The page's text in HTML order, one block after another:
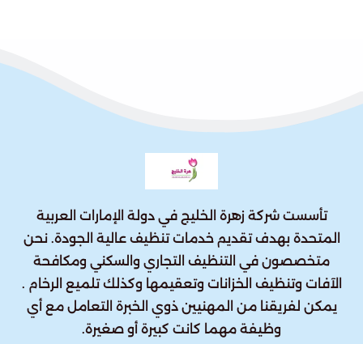
تأسست شركة زهرة الخليج في دولة الإمارات العربية
المتحدة بهدف تقديم خدمات تنظيف عالية الجودة. نحن
متخصصون في التنظيف التجاري والسكني ومكافحة
الآفات وتنظيف الخزانات وتعقيمها وكذلك تلميع الرخام .
يمكن لفريقنا من المهنيين ذوي الخبرة التعامل مع أي
وظيفة مهما كانت كبيرة أو صغيرة.